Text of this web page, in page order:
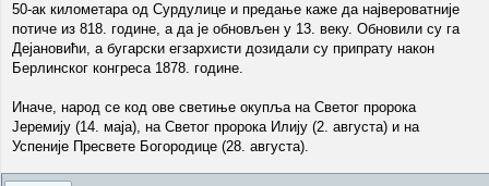
50-ак километара од Сурдулице и предање каже да највероватније
потиче из 818. године, а да је обновљен у 13. веку. Обновили су га
Дејановићи, а бугарски егзархисти дозидали су припрату након
Берлинског конгреса 1878. године.
Иначе, народ се код ове светиње окупља на Светог пророка
Јеремију (14. маја), на Светог пророка Илију (2. августа) и на
Успеније Пресвете Богородице (28. августа).